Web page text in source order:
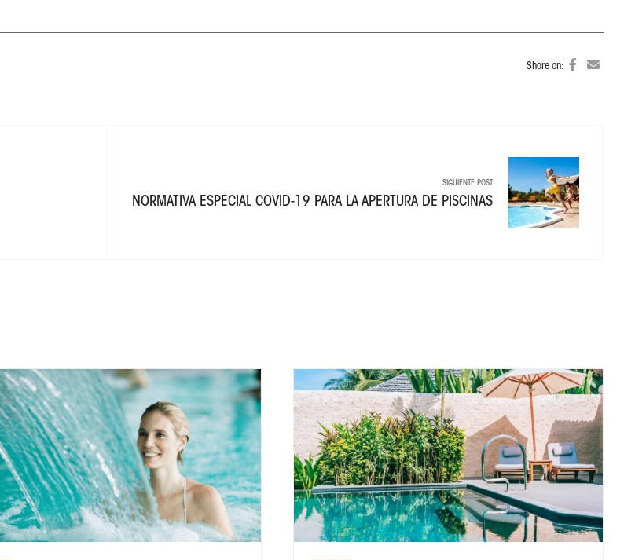
Share on:
SIGUIENTE POST
NORMATIVA ESPECIAL COVID-19 PARA LA APERTURA DE PISCINAS